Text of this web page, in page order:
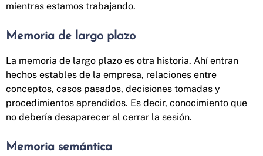
mientras estamos trabajando.
Memoria de largo plazo
La memoria de largo plazo es otra historia. Ahí entran
hechos estables de la empresa, relaciones entre
conceptos, casos pasados, decisiones tomadas y
procedimientos aprendidos. Es decir, conocimiento que
no debería desaparecer al cerrar la sesión.
Memoria semántica